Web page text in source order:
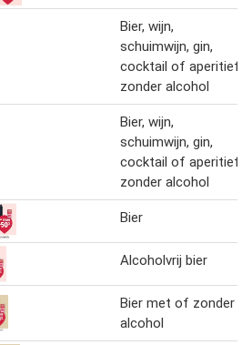
Bier, wijn,
schuimwijn, gin,
cocktail of aperitief
zonder alcohol
Bier, wijn,
schuimwijn, gin,
cocktail of aperitief
zonder alcohol
Bier
Alcoholvrij bier
Bier met of zonder
alcohol